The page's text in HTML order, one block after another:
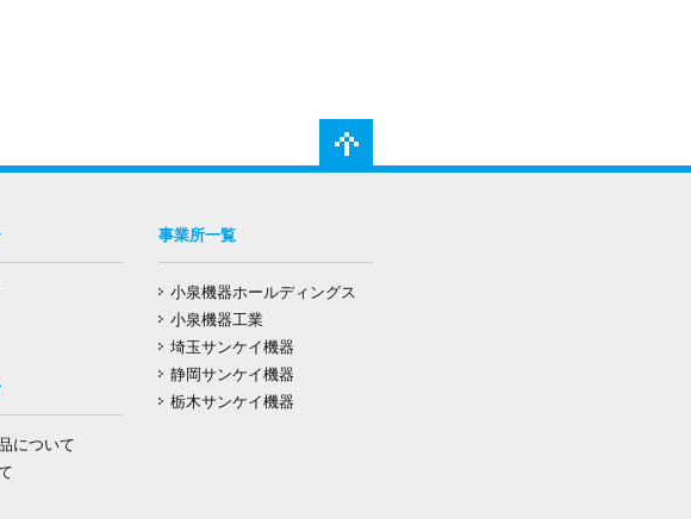
ト
について
事業所一覧
小泉機器ホールディングス
小泉機器工業
埼玉サンケイ機器
静岡サンケイ機器
栃木サンケイ機器